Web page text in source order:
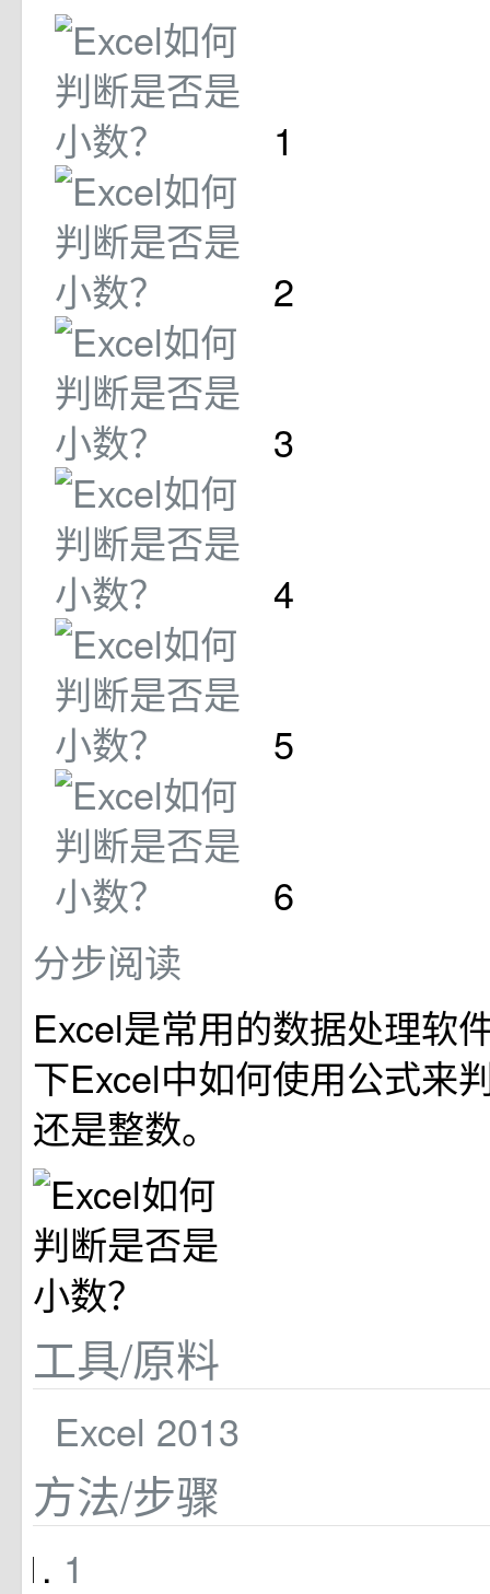
1
2
3
4
5
6
分步阅读
Excel是常用的数据处理软
下Excel中如何使用公式来
还是整数。
工具/原料
Excel 2013
方法/步骤
1